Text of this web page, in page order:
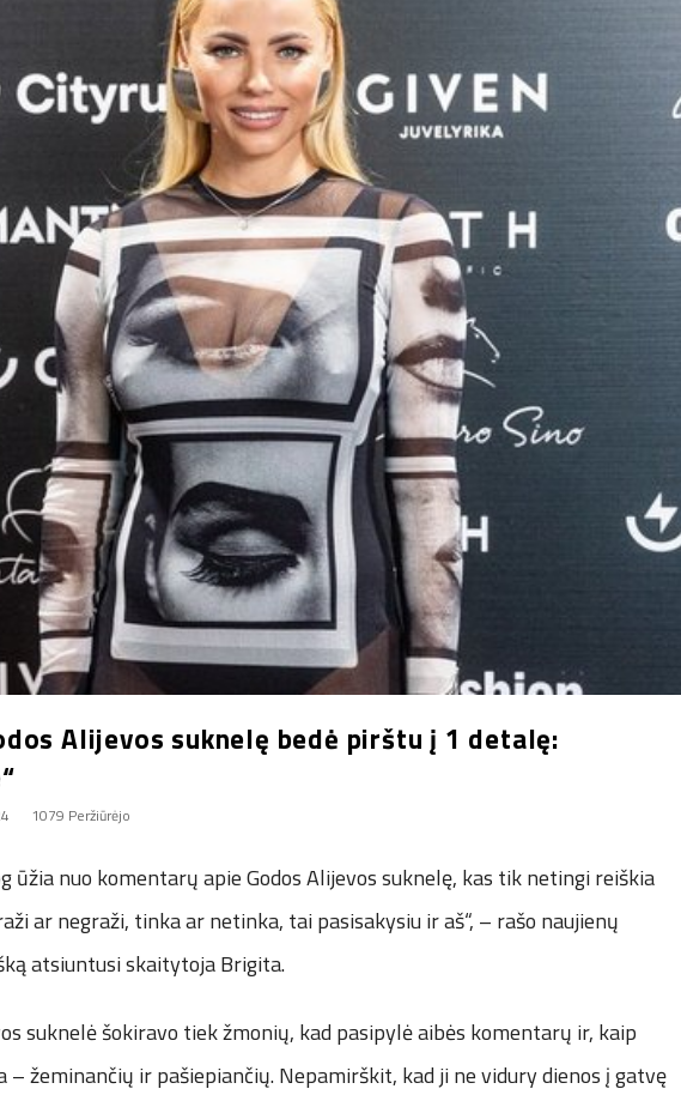
Alijevos suknelę bedė pirštu į 1 detalę:
1079 Peržiūrėjo
ūžia nuo komentarų apie Godos Alijevos suknelę, kas tik netingi reiškia
ar negraži, tinka ar netinka, tai pasisakysiu ir aš“, – rašo naujienų
atsiuntusi skaitytoja Brigita.
suknelė šokiravo tiek žmonių, kad pasipylė aibės komentarų ir, kaip
– žeminančių ir pašiepiančių. Nepamirškit, kad ji ne vidury dienos į gatvę